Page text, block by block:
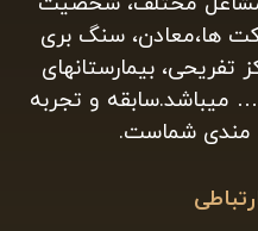
ها،معادن، سنگ بری
تفریحی، بیمارستانهای
میباشد.سابقه و تجربه
مندی شماست.